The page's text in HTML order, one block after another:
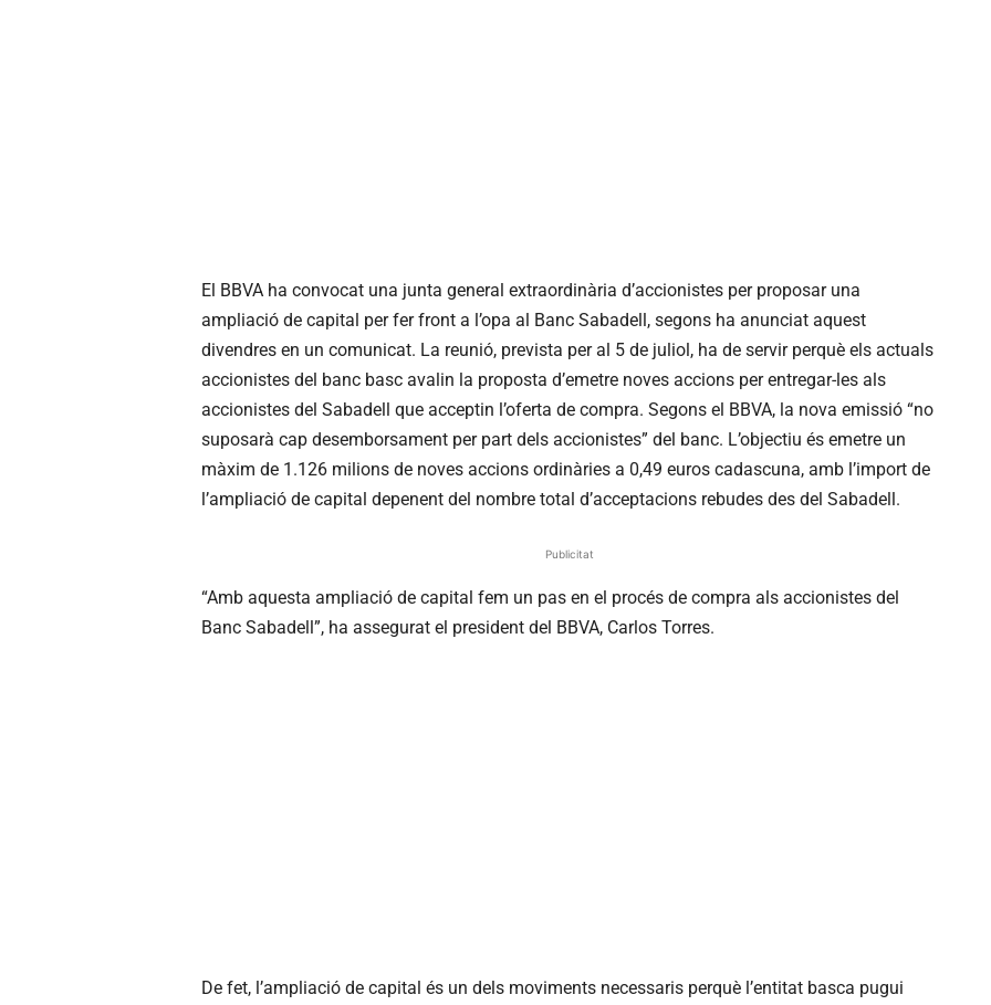
El BBVA ha convocat una junta general extraordinària d’accionistes per proposar una
ampliació de capital per fer front a l’opa al Banc Sabadell, segons ha anunciat aquest
divendres en un comunicat. La reunió, prevista per al 5 de juliol, ha de servir perquè els actuals
accionistes del banc basc avalin la proposta d’emetre noves accions per entregar-les als
accionistes del Sabadell que acceptin l’oferta de compra. Segons el BBVA, la nova emissió “no
suposarà cap desemborsament per part dels accionistes” del banc. L’objectiu és emetre un
màxim de 1.126 milions de noves accions ordinàries a 0,49 euros cadascuna, amb l’import de
l’ampliació de capital depenent del nombre total d’acceptacions rebudes des del Sabadell.
Publicitat
“Amb aquesta ampliació de capital fem un pas en el procés de compra als accionistes del
Banc Sabadell”, ha assegurat el president del BBVA, Carlos Torres.
De fet, l’ampliació de capital és un dels moviments necessaris perquè l’entitat basca pugui